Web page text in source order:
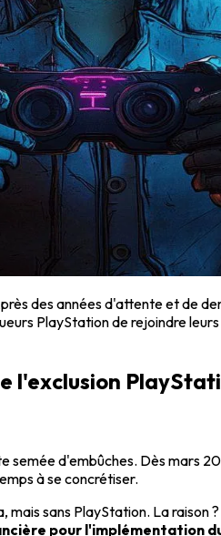
des années d'attente et de
PlayStation de rejoindre
l'exclusion
d'embûches. Dès mars
à se concrétiser.
sans PlayStation. La
pour l'implémentation